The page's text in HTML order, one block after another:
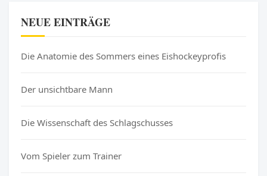
NEUE EINTRÄGE
Die Anatomie des Sommers eines Eishockeyprofis
Der unsichtbare Mann
Die Wissenschaft des Schlagschusses
Vom Spieler zum Trainer